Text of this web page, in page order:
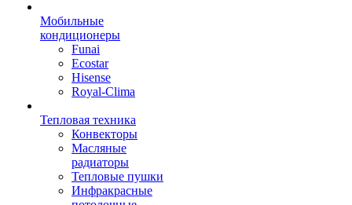
Мобильные
кондиционеры
Funai
Ecostar
Hisense
Royal-Clima
Тепловая техника
Конвекторы
Масляные
радиаторы
Тепловые пушки
Инфракрасные